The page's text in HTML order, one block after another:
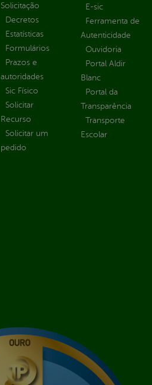
Solicitação
Decretos
Estatísticas
Formulários
Prazos e
autoridades
Sic Físico
Solicitar
Recurso
Solicitar um
pedido
E-sic
Ferramenta de
Autenticidade
Ouvidoria
Portal Aldir
Blanc
Portal da
Transparência
Transporte
Escolar